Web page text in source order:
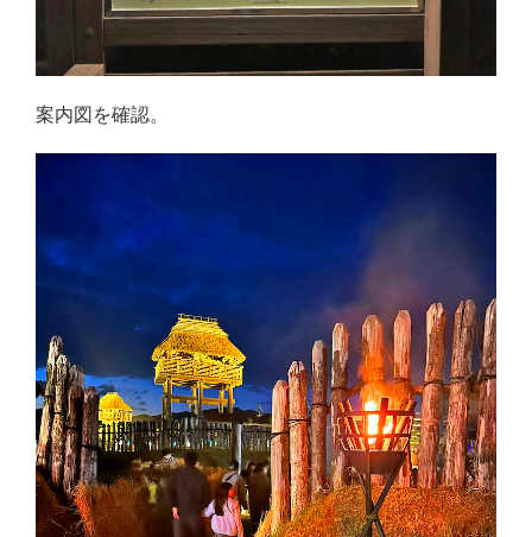
案内図を確認。